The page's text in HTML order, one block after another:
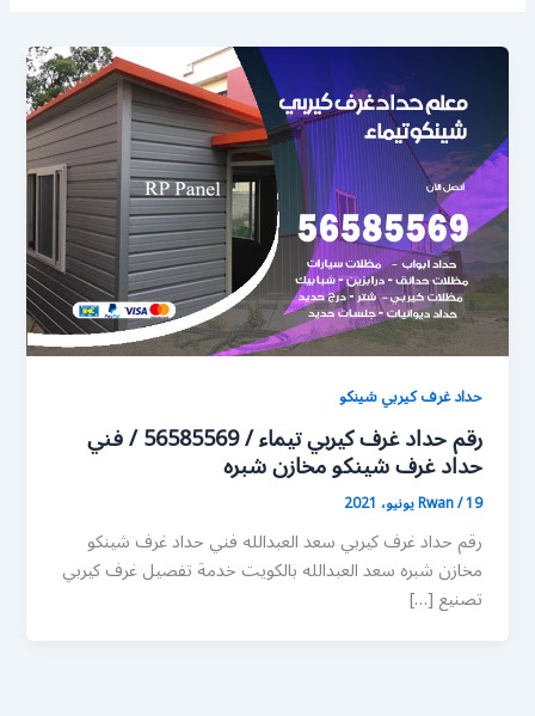
حداد غرف كيربي شينكو
رقم حداد غرف كيربي تيماء / 56585569 / فني
حداد غرف شينكو مخازن شبره
Rwan/19 يونيو، 2021
رقم حداد غرف كيربي سعد العبدالله فني حداد غرف شينكو
مخازن شبره سعد العبدالله بالكويت خدمة تفصيل غرف كيربي
تصنيع […]